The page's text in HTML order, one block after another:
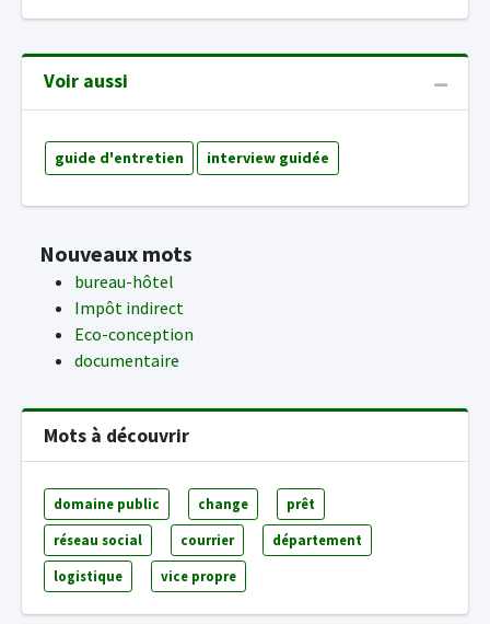
Voir aussi
guide d'entretien interview guidée
Nouveaux mots
bureau-hôtel
Impôt indirect
Eco-conception
documentaire
Mots à découvrir
domaine public change prêt
réseau social courrier département
logistique vice propre